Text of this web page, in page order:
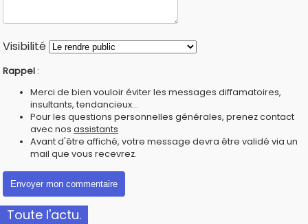
Visibilité
Rappel :
Merci de bien vouloir éviter les messages diffamatoires,
insultants, tendancieux...
Pour les questions personnelles générales, prenez contact
avec nos assistants
Avant d'être affiché, votre message devra être validé via un
mail que vous recevrez.
Toute l'actu.